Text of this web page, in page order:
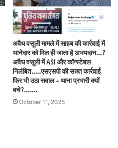
अवैध वसूली मामले में साहब की कार्रवाई में
थानेदार को मिल ही जाता है अभयदान…?
अवैध वसूली में ASI और कॉन्स्टेबल
निलंबित…..एसएसपी की सख्त कार्रवाई
फिर भी उठा सवाल – थाना प्रभारी क्यों
बचे?…….
October 11, 2025